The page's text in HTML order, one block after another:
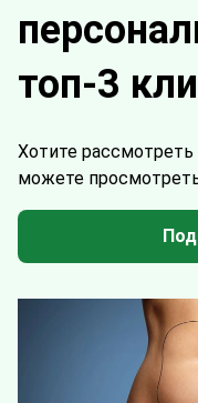
топ-3
Хотите
можете